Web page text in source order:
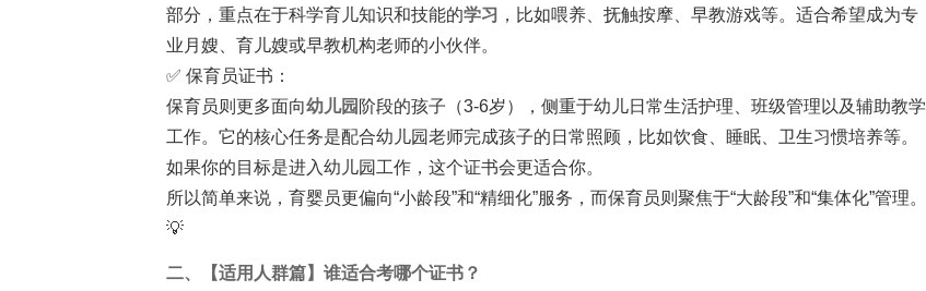
部分，重点在于科学育儿知识和技能的学习 ，比如喂养、抚触按摩、早教游戏等。适合希望成为专
业月嫂、育儿嫂或早教机构老师的小伙伴。
✅ 保育员证书：
保育员则更多面向幼儿园 阶段的孩子（3-6岁），侧重于幼儿日常生活护理、班级管理以及辅助教学
工作。它的核心任务是配合幼儿园老师完成孩子的日常照顾，比如饮食、睡眠、卫生习惯培养等。
如果你的目标是进入幼儿园工作，这个证书会更适合你。
所以简单来说，育婴员更偏向“小龄段”和“精细化”服务，而保育员则聚焦于“大龄段”和“集体化”管理。
💡
二、【适用人群篇】谁适合考哪个证书？